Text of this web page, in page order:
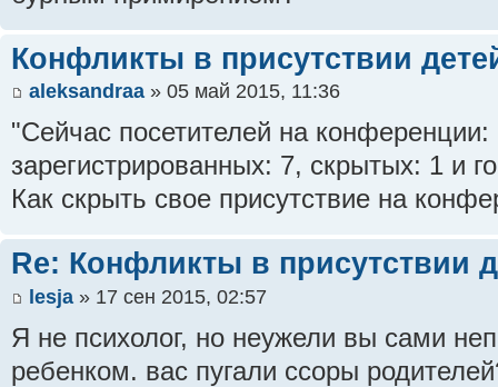
Конфликты в присутствии
aleksandraa » 05 май 2015, 11:36
"Сейчас посетителей на конференции:
зарегистрированных: 7, скрытых: 1 и
Как скрыть свое присутствие на
Re: Конфликты в присутствии
lesja » 17 сен 2015, 02:57
Я не психолог, но неужели вы сами
ребенком. вас пугали ссоры